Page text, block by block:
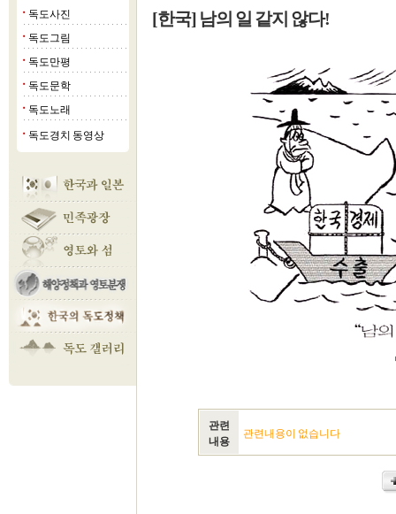
■ 독도사진
■ 독도그림
■ 독도만평
■ 독도문학
■ 독도노래
■ 독도경치 동영상
[한국] 남의 일 같지 않다!
관련
내용
관련내용이 없습니다